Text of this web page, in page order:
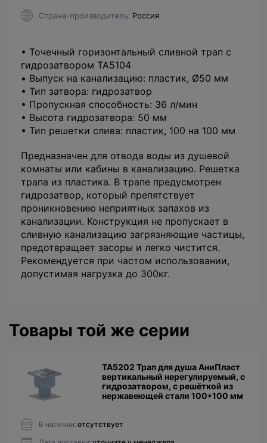
Страна-производитель Россия
• Точечный горизонтальный сливной трап с
гидрозатвором TA5104
• Выпуск на канализацию: пластик, Ø50 мм
• Тип затвора: гидрозатвор
• Пропускная способность: 36 л/мин
• Высота гидрозатвора: 50 мм
• Тип решетки слива: пластик, 100 на 100 мм
Предназначен для отвода воды из душевой
комнаты или кабины в канализацию. Решетка
трапа из пластика. В трапе предусмотрен
гидрозатвор, который препятствует
проникновению неприятных запахов из
канализации. Конструкция не пропускает в
сливную канализацию загрязняющие частицы,
предотвращает засоры и легко чистится.
Рекомендуется при частом использовании,
допустимая нагрузка до 300кг.
Товары той же серии
TA5202 Трап для душа АниПласт
вертикальный нерегулируемый, с
гидрозатвором, с решёткой из
нержавеющей стали 100*100 мм
В наличии: отсутствует